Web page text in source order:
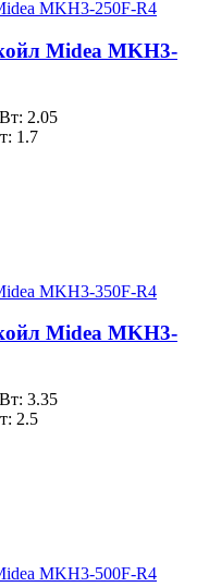
Midea MKH3-
2.05
1.7
Midea MKH3-
3.35
2.5